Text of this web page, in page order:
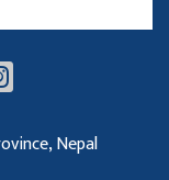
Nepal